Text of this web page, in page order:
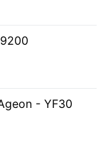
- YF30